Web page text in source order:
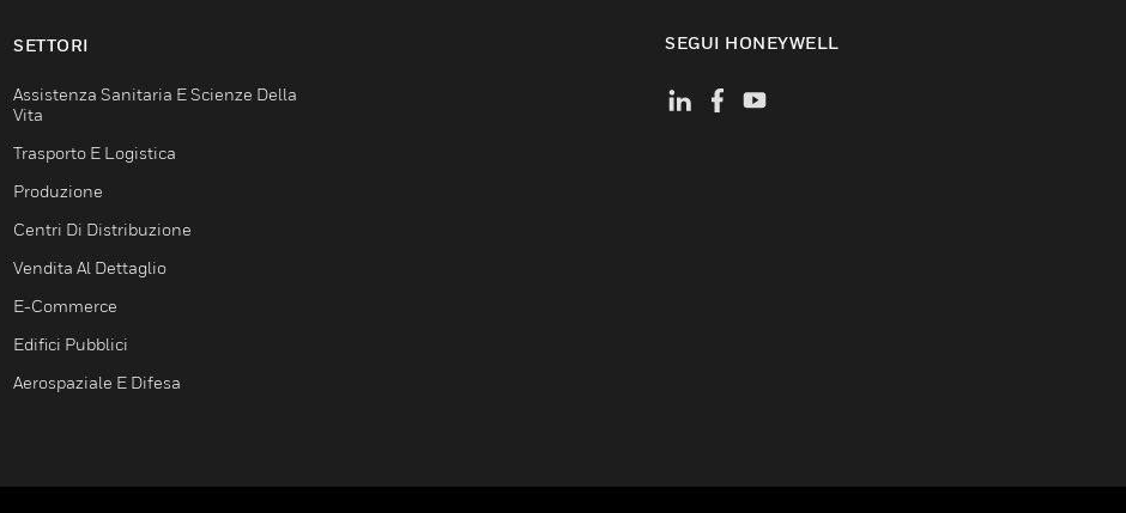
SETTORI
Assistenza Sanitaria E Scienze Della
Vita
Trasporto E Logistica
Produzione
Centri Di Distribuzione
Vendita Al Dettaglio
E-Commerce
Edifici Pubblici
Aerospaziale E Difesa
SEGUI HONEYWELL